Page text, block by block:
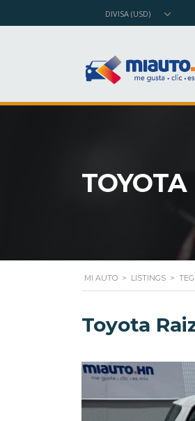
DIVISA (USD)
MI AUTO > LISTINGS >
Toyota